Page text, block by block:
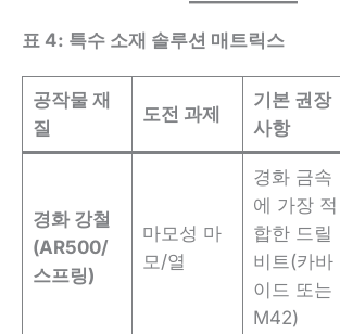
표 4: 특수 소재 솔루션 매트릭스
공작물 재
질
도전 과제
기본 권장
사항
경화 강철
(AR500/
스프링)
마모성 마
모/열
경화 금속
에 가장 적
합한 드릴
비트(카바
이드 또는
M42)